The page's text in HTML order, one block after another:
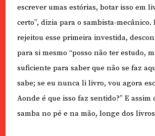
escrever umas estórias, botar isso em
certo”, dizia para o sambista-mecânico.
rejeitou esse primeira investida,
para si mesmo “posso não ter estudo,
suficiente para saber que não se faz
sabe; se eu nunca li livro, vou agora
Aonde é que isso faz sentido?” E
samba no pé e na mão, longe dos